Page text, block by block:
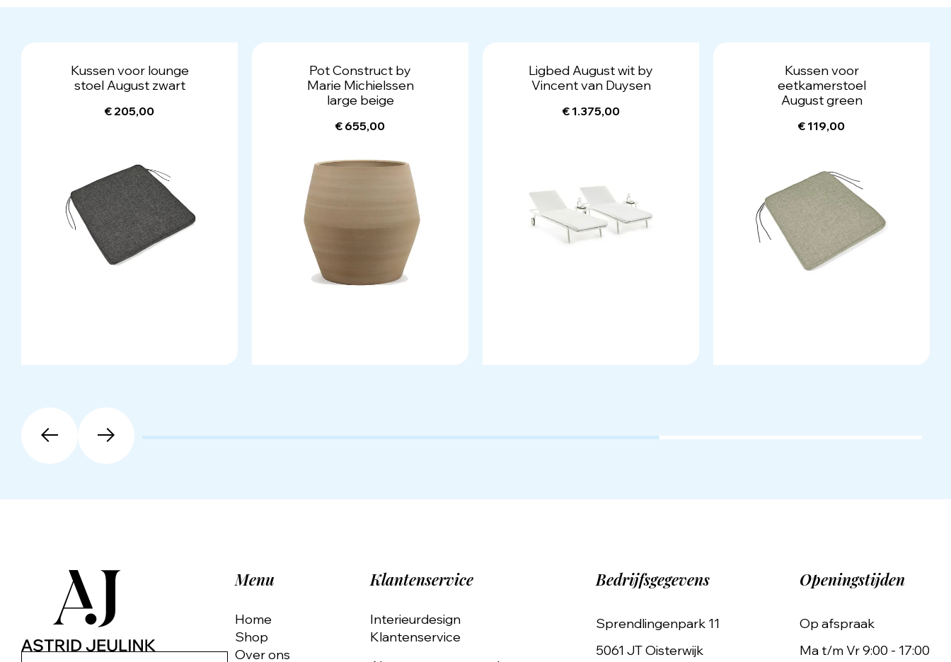
Kussen voor lounge
stoel August zwart
€ 205,00
Pot Construct by
Marie Michielssen
large beige
€ 655,00
Ligbed August wit by
Vincent van Duysen
€ 1.375,00
Kussen voor
eetkamerstoel
August green
€ 119,00
Menu
Home
Shop
Over ons
Klantenservice
Interieurdesign
Klantenservice
Bedrijfsgegevens
Sprendlingenpark 11
5061 JT Oisterwijk
Openingstijden
Op afspraak
Ma t/m Vr 9:00 - 17:00